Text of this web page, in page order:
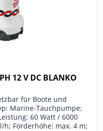
12 V DC BLANKO
für Boote und
Marine-Tauchpumpe;
60 Watt / 6000
h; Förderhöhe: max. 4 m;